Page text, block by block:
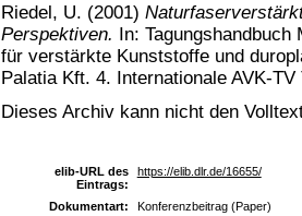
Riedel, U. (2001)
Perspektiven. In: Tagungshandbuch
für verstärkte Kunststoffe und
Palatia Kft. 4. Internationale AVK-
Dieses Archiv kann nicht den
elib-URL des
Eintrags:
https://elib.dlr.de/16655/
Dokumentart:
Konferenzbeitrag (Paper)